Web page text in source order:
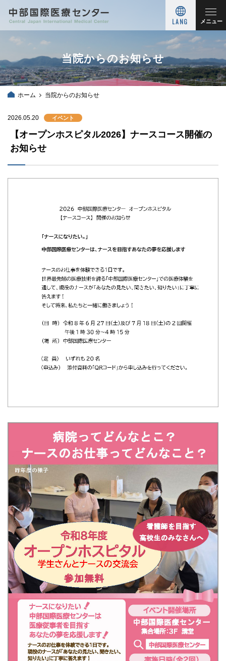
LANG メニュー
当院からのお知らせ
ホーム 当院からのお知らせ
2026.05.20 イベント
【オープンホスピタル2026】ナースコース開催の
お知らせ